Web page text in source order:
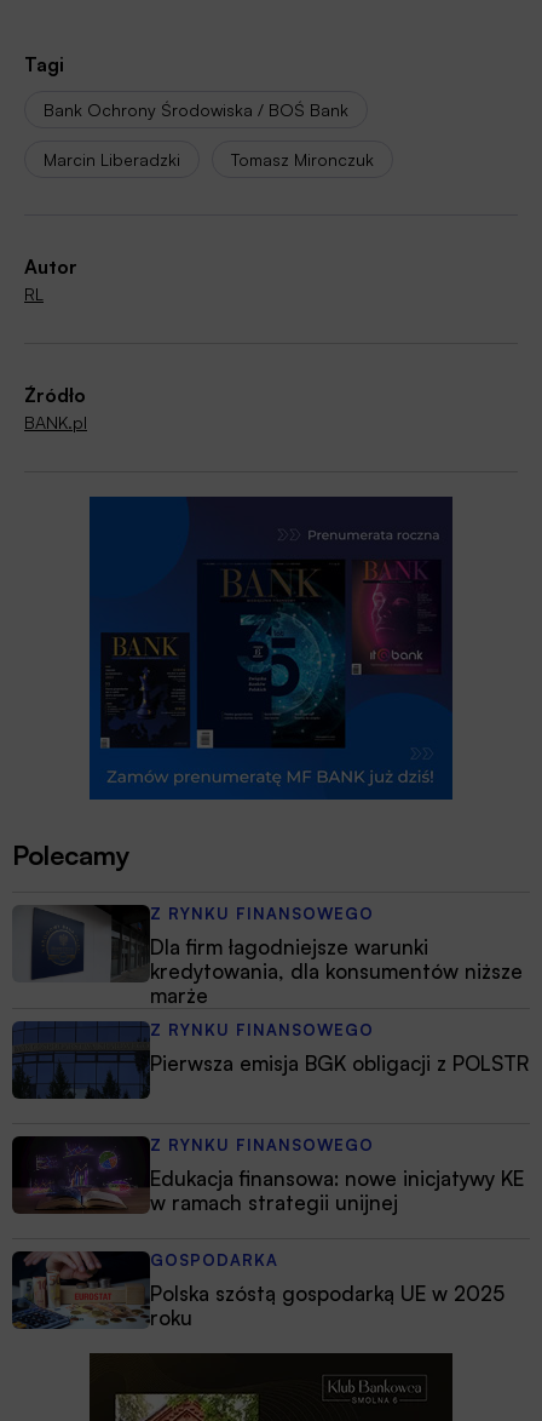
Tagi
Bank Ochrony Środowiska / BOŚ Bank
Marcin Liberadzki Tomasz Mironczuk
Autor
RL
Źródło
BANK.pl
Polecamy
Z RYNKU FINANSOWEGO
Dla firm łagodniejsze warunki
kredytowania, dla konsumentów niższe
marże
Z RYNKU FINANSOWEGO
Pierwsza emisja BGK obligacji z POLSTR
Z RYNKU FINANSOWEGO
Edukacja finansowa: nowe inicjatywy KE
w ramach strategii unijnej
GOSPODARKA
Polska szóstą gospodarką UE w 2025
roku